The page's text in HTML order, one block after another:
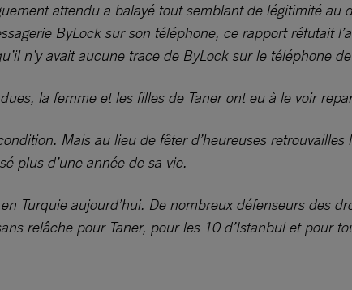
attendu a balayé tout semblant de légitimité au
ByLock sur son téléphone, ce rapport réfutait
n’y avait aucune trace de ByLock sur le téléphone de
la femme et les filles de Taner ont eu à le voir
Mais au lieu de fêter d’heureuses
plus d’une année de sa vie.
Turquie aujourd’hui. De nombreux défenseurs des
relâche pour Taner, pour les 10 d’Istanbul et pour